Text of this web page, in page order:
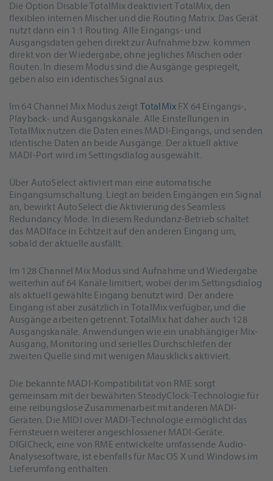
powered by Usercentrics Consent
Management Platform &eRecht24
Die Option Disable TotalMix deaktiviert TotalMix, den
flexiblen internen Mischer und die Routing Matrix. Das Gerät
nutzt dann ein 1:1 Routing. Alle Eingangs- und
Ausgangsdaten gehen direkt zur Aufnahme bzw. kommen
direkt von der Wiedergabe, ohne jegliches Mischen oder
Routen. In diesem Modus sind die Ausgänge gespiegelt,
geben also ein identisches Signal aus.
Im 64 Channel Mix Modus zeigt TotalMix FX 64 Eingangs-,
Playback- und Ausgangskanäle. Alle Einstellungen in
TotalMix nutzen die Daten eines MADI-Eingangs, und senden
identische Daten an beide Ausgänge. Der aktuell aktive
MADI-Port wird im Settingsdialog ausgewählt.
Über AutoSelect aktiviert man eine automatische
Eingangsumschaltung. Liegt an beiden Eingängen ein Signal
an, bewirkt AutoSelect die Aktivierung des Seamless
Redundancy Mode. In diesem Redundanz-Betrieb schaltet
das MADIface in Echtzeit auf den anderen Eingang um,
sobald der aktuelle ausfällt.
Im 128 Channel Mix Modus sind Aufnahme und Wiedergabe
weiterhin auf 64 Kanäle limitiert, wobei der im Settingsdialog
als aktuell gewählte Eingang benutzt wird. Der andere
Eingang ist aber zusätzlich in TotalMix verfügbar, und die
Ausgänge arbeiten getrennt. TotalMix hat daher auch 128
Ausgangskanäle. Anwendungen wie ein unabhängiger Mix-
Ausgang, Monitoring und serielles Durchschleifen der
zweiten Quelle sind mit wenigen Mausklicks aktiviert.
Die bekannte MADI-Kompatibilität von RME sorgt
gemeinsam mit der bewährten SteadyClock-Technologie für
eine reibungslose Zusammenarbeit mit anderen MADI-
Geräten. Die MIDI over MADI-Technologie ermöglicht das
Fernsteuern weiterer angeschlossener MADI-Geräte.
DIGICheck, eine von RME entwickelte umfassende Audio-
Analysesoftware, ist ebenfalls für Mac OS X und Windows im
Lieferumfang enthalten.